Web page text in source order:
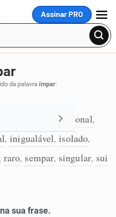
Assinar PRO
MENU
da palavra ímpar:
excepcional,
, inigualável, isolado,
, raro, sempar, singular, sui